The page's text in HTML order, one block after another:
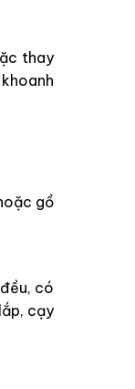
thay
gồ
có
cạy